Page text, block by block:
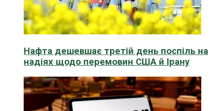
Нафта дешевшає третій день поспіль на
надіях щодо перемовин США й Ірану